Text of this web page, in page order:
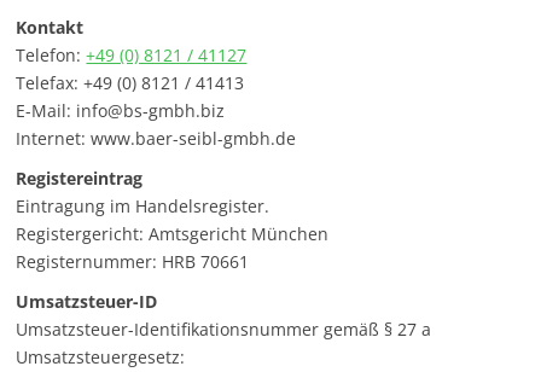
Kontakt
Telefon:+49 (0) 8121 / 41127
Telefax:+49 (0) 8121 / 41413
E-Mail: info@bs-gmbh.biz
Internet: www.baer-seibl-gmbh.de
Registereintrag
Eintragung im Handelsregister.
Registergericht: Amtsgericht München
Registernummer: HRB 70661
Umsatzsteuer-ID
Umsatzsteuer-Identifikationsnummer gemäß § 27 a
Umsatzsteuergesetz: